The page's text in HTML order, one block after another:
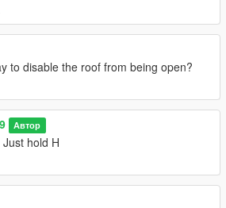
to disable the roof from being open?
Автор
Just hold H